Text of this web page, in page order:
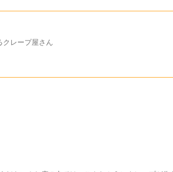
レープ屋さん